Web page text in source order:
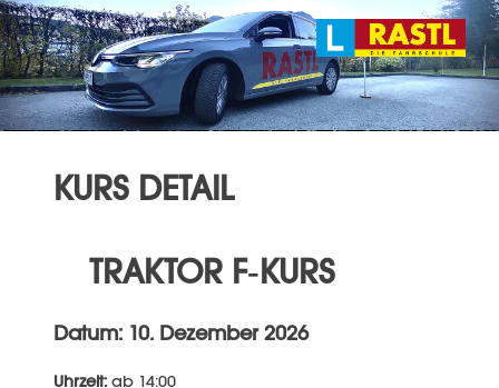
KURS DETAIL
TRAKTOR F-KURS
Datum: 10. Dezember 2026
Uhrzeit: ab 14:00